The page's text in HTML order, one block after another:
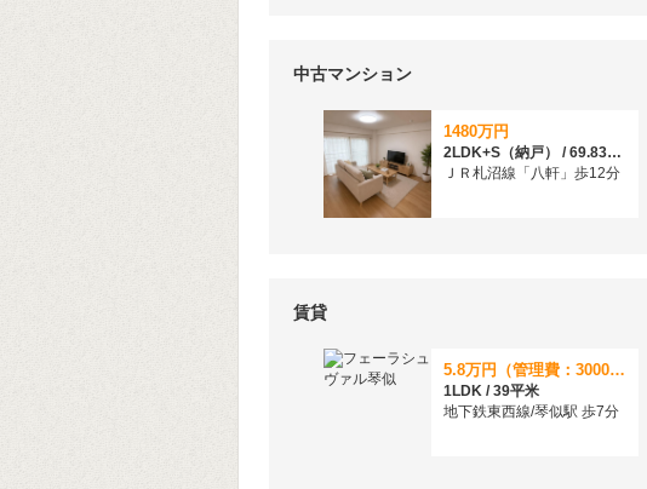
中古マンション
1480万円
2LDK+S（納戸） / 69.83平米（21.12坪）（壁芯）
ＪＲ札沼線「八軒」歩12分
賃貸
5.8万円（管理費：3000円）
1LDK / 39平米
地下鉄東西線/琴似駅 歩7分